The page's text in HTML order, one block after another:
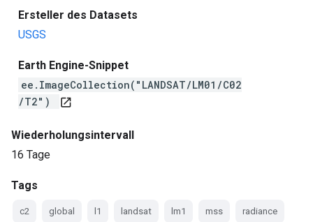
Ersteller des Datasets
USGS
Earth Engine-Snippet
ee.ImageCollection("LANDSAT/LM01/C02
/T2")
open_in_new
Wiederholungsintervall
16 Tage
Tags
c2 global l1 landsat lm1 mss radiance